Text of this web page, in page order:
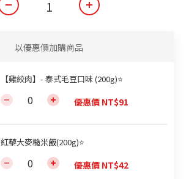
以優惠價加購商品
【雞絞肉】- 泰式毛豆口味 (200g)⭐
優惠價 NT$91
紅藜大麥糙米飯(200g)⭐
優惠價 NT$42